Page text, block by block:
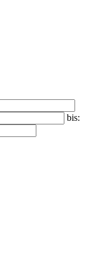
bis: